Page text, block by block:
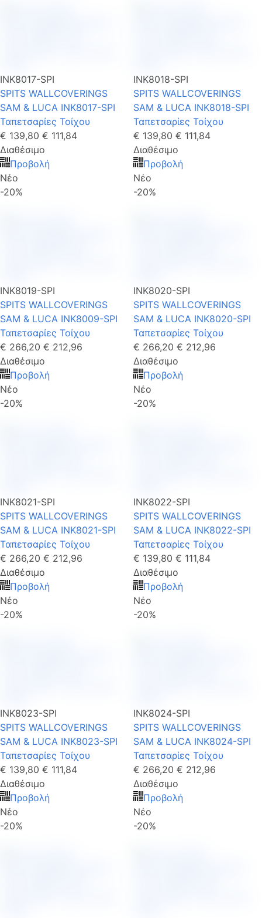
INK8017-SPI
SPITS WALLCOVERINGS
SAM & LUCA INK8017-SPI
Ταπετσαρίες Τοίχου
€ 139,80 € 111,84
Διαθέσιμο
Προβολή
Νέο
-20%
INK8018-SPI
SPITS WALLCOVERINGS
SAM & LUCA INK8018-SPI
Ταπετσαρίες Τοίχου
€ 139,80 € 111,84
Διαθέσιμο
Προβολή
Νέο
-20%
INK8019-SPI
SPITS WALLCOVERINGS
SAM & LUCA INK8009-SPI
Ταπετσαρίες Τοίχου
€ 266,20 € 212,96
Διαθέσιμο
Προβολή
Νέο
-20%
INK8020-SPI
SPITS WALLCOVERINGS
SAM & LUCA INK8020-SPI
Ταπετσαρίες Τοίχου
€ 266,20 € 212,96
Διαθέσιμο
Προβολή
Νέο
-20%
INK8021-SPI
SPITS WALLCOVERINGS
SAM & LUCA INK8021-SPI
Ταπετσαρίες Τοίχου
€ 266,20 € 212,96
Διαθέσιμο
Προβολή
Νέο
-20%
INK8022-SPI
SPITS WALLCOVERINGS
SAM & LUCA INK8022-SPI
Ταπετσαρίες Τοίχου
€ 139,80 € 111,84
Διαθέσιμο
Προβολή
Νέο
-20%
INK8023-SPI
SPITS WALLCOVERINGS
SAM & LUCA INK8023-SPI
Ταπετσαρίες Τοίχου
€ 139,80 € 111,84
Διαθέσιμο
Προβολή
Νέο
-20%
INK8024-SPI
SPITS WALLCOVERINGS
SAM & LUCA INK8024-SPI
Ταπετσαρίες Τοίχου
€ 266,20 € 212,96
Διαθέσιμο
Προβολή
Νέο
-20%